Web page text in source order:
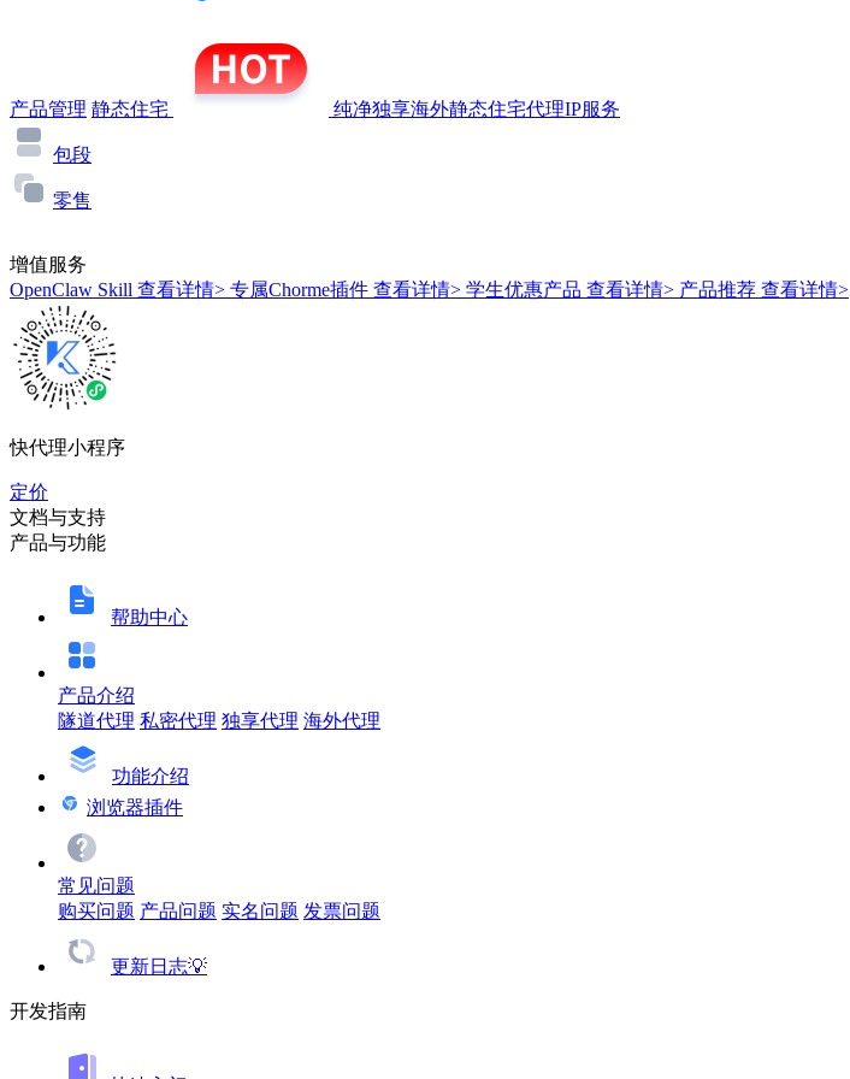
产品管理 静态住宅 纯净独享海外静态住宅代理IP服务
包段
零售
增值服务
OpenClaw Skill 查看详情> 专属Chorme插件 查看详情> 学生优惠产品 查看详情> 产品推荐 查看详情>
快代理小程序
定价
文档与支持
产品与功能
帮助中心
产品介绍
隧道代理 私密代理 独享代理 海外代理
功能介绍
浏览器插件
常见问题
购买问题 产品问题 实名问题 发票问题
更新日志💡
开发指南